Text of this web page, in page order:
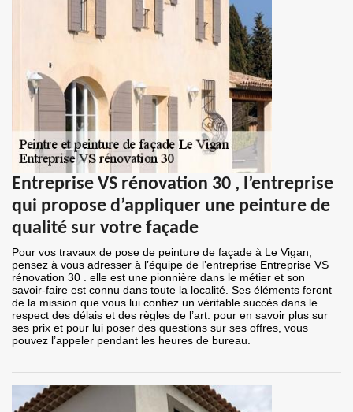
Entreprise VS rénovation 30 , l’entreprise
qui propose d’appliquer une peinture de
qualité sur votre façade
Pour vos travaux de pose de peinture de façade à Le Vigan,
pensez à vous adresser à l’équipe de l’entreprise Entreprise VS
rénovation 30 . elle est une pionnière dans le métier et son
savoir-faire est connu dans toute la localité. Ses éléments feront
de la mission que vous lui confiez un véritable succès dans le
respect des délais et des règles de l’art. pour en savoir plus sur
ses prix et pour lui poser des questions sur ses offres, vous
pouvez l’appeler pendant les heures de bureau.